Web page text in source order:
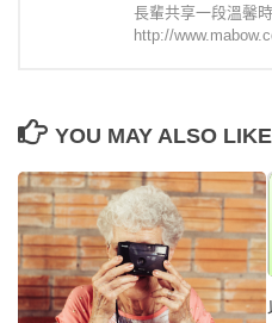
長輩共享一段溫馨
http://
YOU MAY ALSO